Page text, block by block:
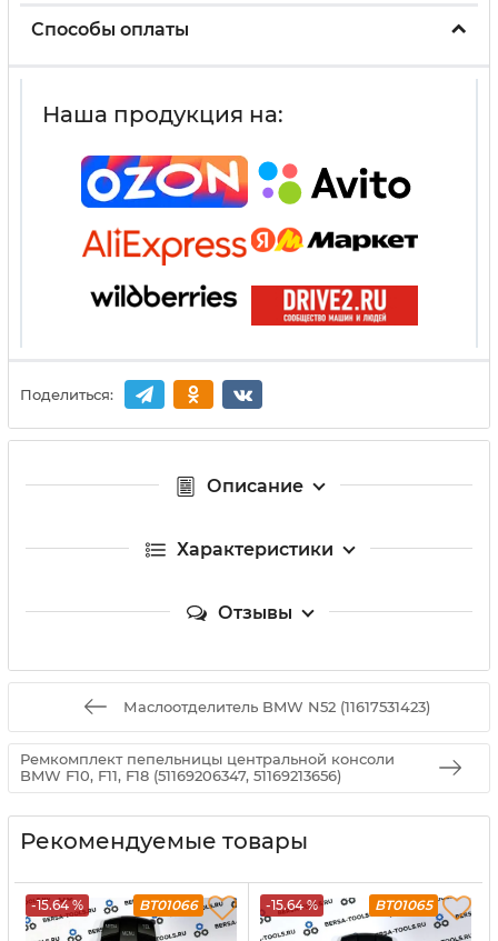
Способы оплаты
Наша продукция на:
Поделиться:
Описание
Характеристики
Отзывы
Маслоотделитель BMW N52 (11617531423)
Ремкомплект пепельницы центральной консоли
BMW F10, F11, F18 (51169206347, 51169213656)
Рекомендуемые товары
-15.64 % BT01066 -15.64 % BT01065